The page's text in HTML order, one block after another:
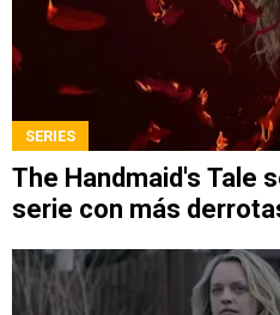
SERIES
The Handmaid's Tale
serie con más